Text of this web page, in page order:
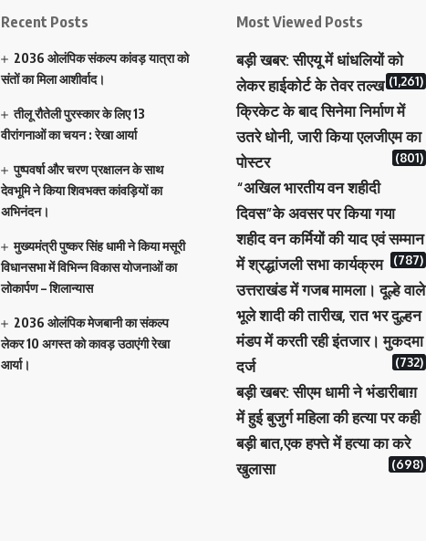
Recent Posts
2036 ओलंपिक संकल्प कांवड़ यात्रा को
संतों का मिला आशीर्वाद।
तीलू रौतेली पुरस्कार के लिए 13
वीरांगनाओं का चयन : रेखा आर्या
पुष्पवर्षा और चरण प्रक्षालन के साथ
देवभूमि ने किया शिवभक्त कांवड़ियों का
अभिनंदन।
मुख्यमंत्री पुष्कर सिंह धामी ने किया मसूरी
विधानसभा में विभिन्न विकास योजनाओं का
लोकार्पण – शिलान्यास
2036 ओलंपिक मेजबानी का संकल्प
लेकर 10 अगस्त को कावड़ उठाएंगी रेखा
आर्या।
Most Viewed Posts
बड़ी खबर: सीएयू में धांधलियों को
लेकर हाईकोर्ट के तेवर तल्ख (1,261)
क्रिकेट के बाद सिनेमा निर्माण में
उतरे धोनी, जारी किया एलजीएम का
पोस्टर
(801)
“अखिल भारतीय वन शहीदी
दिवस”के अवसर पर किया गया
शहीद वन कर्मियों की याद एवं सम्मान
में श्रद्धांजली सभा कार्यक्रम
(787)
उत्तराखंड में गजब मामला। दूल्हे वाले
भूले शादी की तारीख, रात भर दुल्हन
मंडप में करती रही इंतजार। मुकदमा
दर्ज
(732)
बड़ी खबर: सीएम धामी ने भंडारीबाग़
में हुई बुजुर्ग महिला की हत्या पर कही
बड़ी बात,एक हफ्ते में हत्या का करे
खुलासा
(698)